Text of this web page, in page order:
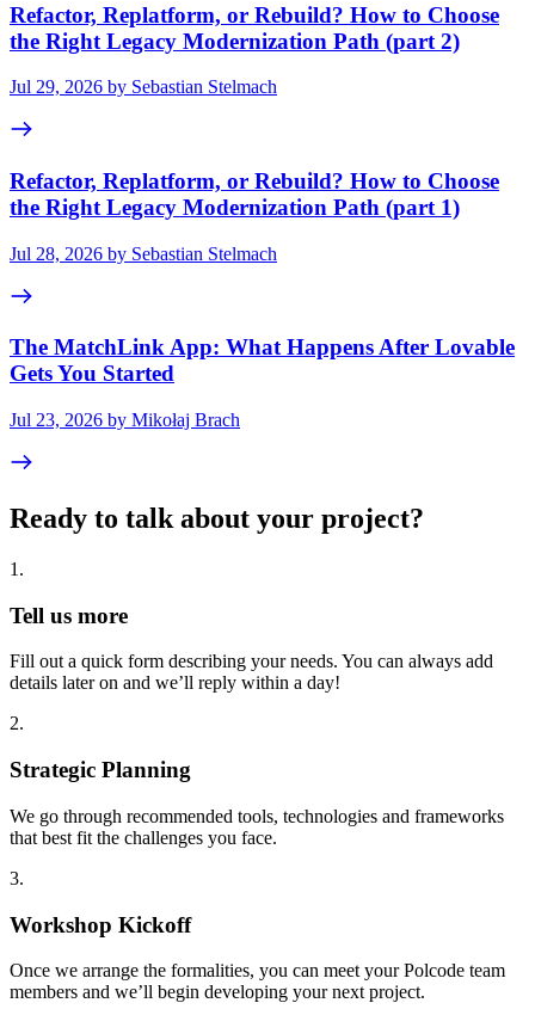
Refactor, Replatform, or Rebuild? How to Choose
the Right Legacy Modernization Path (part 2)
Jul 29, 2026 by Sebastian Stelmach
Refactor, Replatform, or Rebuild? How to Choose
the Right Legacy Modernization Path (part 1)
Jul 28, 2026 by Sebastian Stelmach
The MatchLink App: What Happens After Lovable
Gets You Started
Jul 23, 2026 by Mikołaj Brach
Ready to talk about your project?
1 .
Tell us more
Fill out a quick form describing your needs. You can always add
details later on and we’ll reply within a day!
2.
Strategic Planning
We go through recommended tools, technologies and frameworks
that best fit the challenges you face.
3.
Workshop Kickoff
Once we arrange the formalities, you can meet your Polcode team
members and we’ll begin developing your next project.